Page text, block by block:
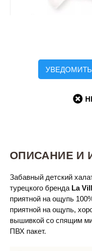
ОПИСАНИЕ И
Забавный детский
турецкого бренда La
приятной на ощупь
приятной на ощупь,
вышивкой со спящим
ПВХ пакет.